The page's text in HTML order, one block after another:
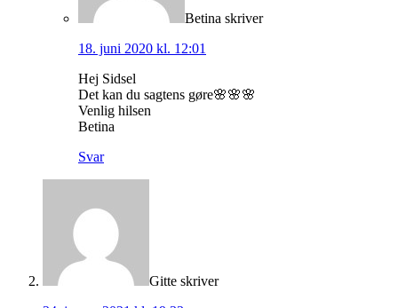
Betina skriver
18. juni 2020 kl. 12:01
Hej Sidsel
Det kan du sagtens gøre🌸🌸🌸
Venlig hilsen
Betina
Svar
Gitte skriver